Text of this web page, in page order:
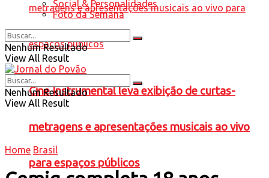
Cine Instrumental leva exibição de curtas-
metragens e apresentações musicais ao vivo
para espaços públicos
Social & Personalidades
Foto da Semana
Nenhum Resultado
View All Result
Nenhum Resultado
View All Result
Home Brasil